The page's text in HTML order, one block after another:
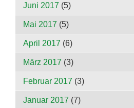
Juni 2017 (5)
Mai 2017 (5)
April 2017 (6)
März 2017 (3)
Februar 2017 (3)
Januar 2017 (7)